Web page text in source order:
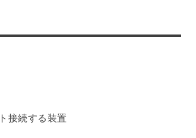
接続する装置